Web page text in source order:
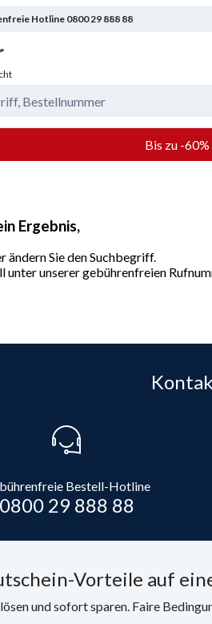
Hotline 0800 29 888 88
Bis zu -
Ergebnis,
ändern Sie den Suchbegriff.
unter unserer gebührenfreien
Bestell-Hotline
0800 29 888 88
Vorteile auf
und sofort sparen. Faire